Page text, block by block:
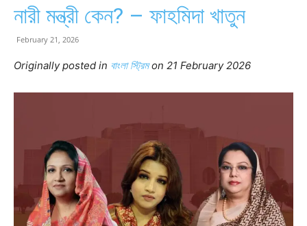
নারী মন্ত্রী কেন? – ফাহমিদা খাতুন
February 21, 2026
Originally posted in বাংলা স্ট্রিমon 21 February 2026